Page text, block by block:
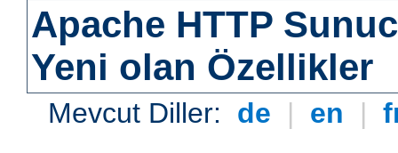
Apache HTTP
Yeni olan Özellikler
Mevcut Diller: de | en |